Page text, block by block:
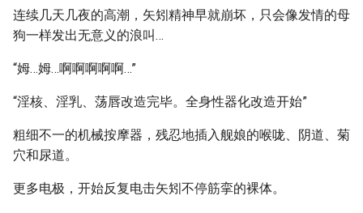
连续几天几夜的高潮，矢矧精神早就崩坏，只会像发情的母
狗一样发出无意义的浪叫…
“姆…姆…啊啊啊啊啊…”
“淫核、淫乳、荡唇改造完毕。全身性器化改造开始”
粗细不一的机械按摩器，残忍地插入舰娘的喉咙、阴道、菊
穴和尿道。
更多电极，开始反复电击矢矧不停筋挛的裸体。